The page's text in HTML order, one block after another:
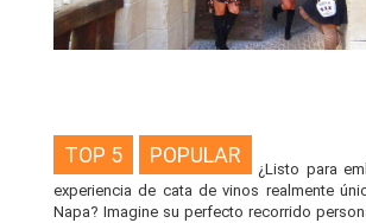
TOP 5 POPULAR
¿Listo para
experiencia de cata de vinos realmente
Napa? Imagine su perfecto recorrido